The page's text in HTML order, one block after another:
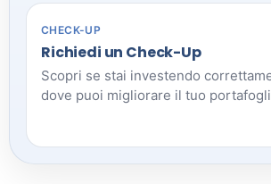
CHECK-UP
Richiedi un Check-Up
Scopri se stai investendo
dove puoi migliorare il tuo